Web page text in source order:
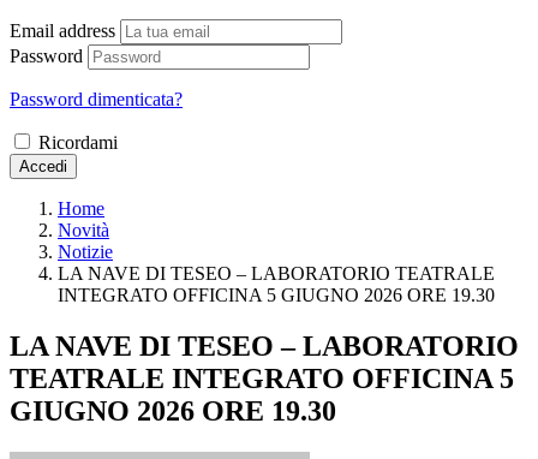
Email address
Password
Password dimenticata?
Ricordami
Accedi
Home
Novità
Notizie
LA NAVE DI TESEO – LABORATORIO TEATRALE
INTEGRATO OFFICINA 5 GIUGNO 2026 ORE 19.30
LA NAVE DI TESEO – LABORATORIO
TEATRALE INTEGRATO OFFICINA 5
GIUGNO 2026 ORE 19.30